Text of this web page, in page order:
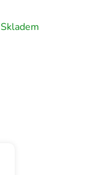
Skladem